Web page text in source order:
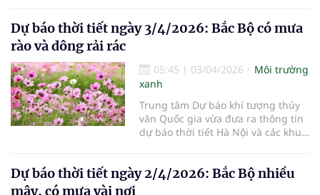
Dự báo thời tiết ngày 3/4/2026: Bắc Bộ có mưa
rào và dông rải rác
05:45 | 03/04/2026
Môi trường
xanh
Trung tâm Dự báo khí tượng thủy
văn Quốc gia vừa đưa ra thông tin
dự báo thời tiết Hà Nội và các khu
Dự báo thời tiết ngày 2/4/2026: Bắc Bộ nhiều
mây, có mưa vài nơi